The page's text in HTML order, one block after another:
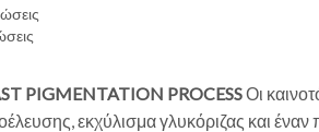
PIGMENTATION PROCESSΟι
εκχύλισμα γλυκόριζας και